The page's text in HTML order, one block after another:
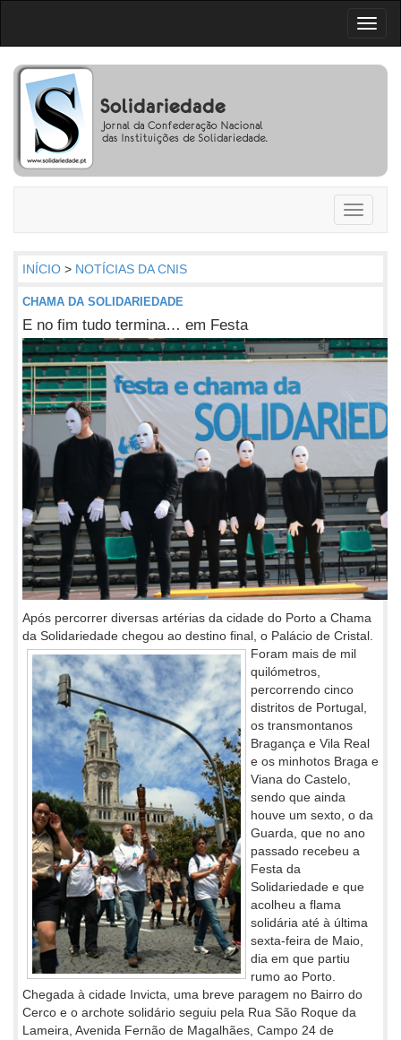
Toggle
INÍCIO > NOTÍCIAS DA CNIS
CHAMA DA SOLIDARIEDADE
E no fim tudo termina… em Festa
Após percorrer diversas artérias da cidade do Porto a Chama
da Solidariedade chegou ao destino final, o Palácio de Cristal.
Foram mais de mil
quilómetros,
percorrendo cinco
distritos de Portugal,
os transmontanos
Bragança e Vila Real
e os minhotos Braga e
Viana do Castelo,
sendo que ainda
houve um sexto, o da
Guarda, que no ano
passado recebeu a
Festa da
Solidariedade e que
acolheu a flama
solidária até à última
sexta-feira de Maio,
dia em que partiu
rumo ao Porto.
Chegada à cidade Invicta, uma breve paragem no Bairro do
Cerco e o archote solidário seguiu pela Rua São Roque da
Lameira, Avenida Fernão de Magalhães, Campo 24 de